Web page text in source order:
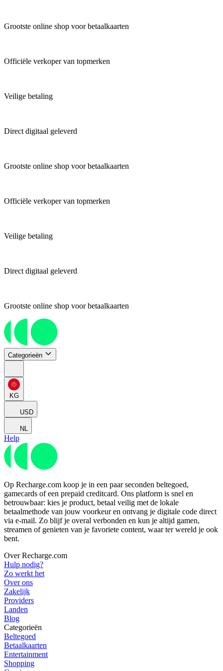
Grootste online shop voor betaalkaarten
Officiële verkoper van topmerken
Veilige betaling
Direct digitaal geleverd
Grootste online shop voor betaalkaarten
Officiële verkoper van topmerken
Veilige betaling
Direct digitaal geleverd
Grootste online shop voor betaalkaarten
Categorieën
KG
USD
NL
Help
Op Recharge.com koop je in een paar seconden beltegoed,
gamecards of een prepaid creditcard. Ons platform is snel en
betrouwbaar: kies je product, betaal veilig met de lokale
betaalmethode van jouw voorkeur en ontvang je digitale code direct
via e-mail. Zo blijf je overal verbonden en kun je altijd gamen,
streamen of genieten van je favoriete content, waar ter wereld je ook
bent.
Over Recharge.com
Hulp nodig?
Zo werkt het
Over ons
Zakelijk
Providers
Landen
Blog
Categorieën
Beltegoed
Betaalkaarten
Entertainment
Shopping